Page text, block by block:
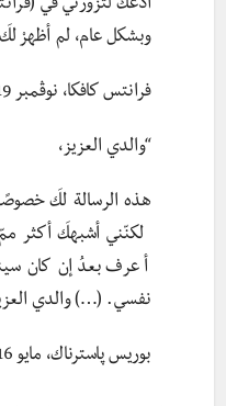
وبشكل عام، لم أظهرْ
فرانتس كافكا، نوڤمبر 1919
“والدي العزيز،
هذه الرسالة لكَ
لكنّني أشبهكَ أكثر
أعرف بعدُ إن كان
نفسي. (…) والدي
بوريس پاسترناك، مايو 1916